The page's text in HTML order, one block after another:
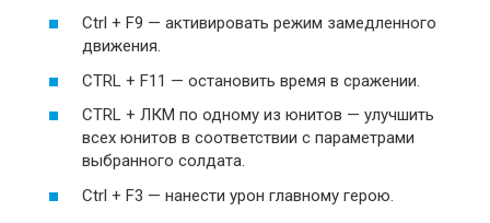
Ctrl + F9 — активировать режим замедленного
движения.
CTRL + F11 — остановить время в сражении.
CTRL + ЛКМ по одному из юнитов — улучшить
всех юнитов в соответствии с параметрами
выбранного солдата.
Ctrl + F3 — нанести урон главному герою.